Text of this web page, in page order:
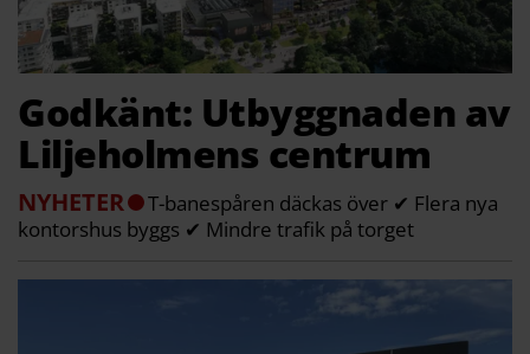
Godkänt: Utbyggnaden av
Liljeholmens centrum
NYHETER
T-banespåren däckas över ✔ Flera nya
kontorshus byggs ✔ Mindre trafik på torget